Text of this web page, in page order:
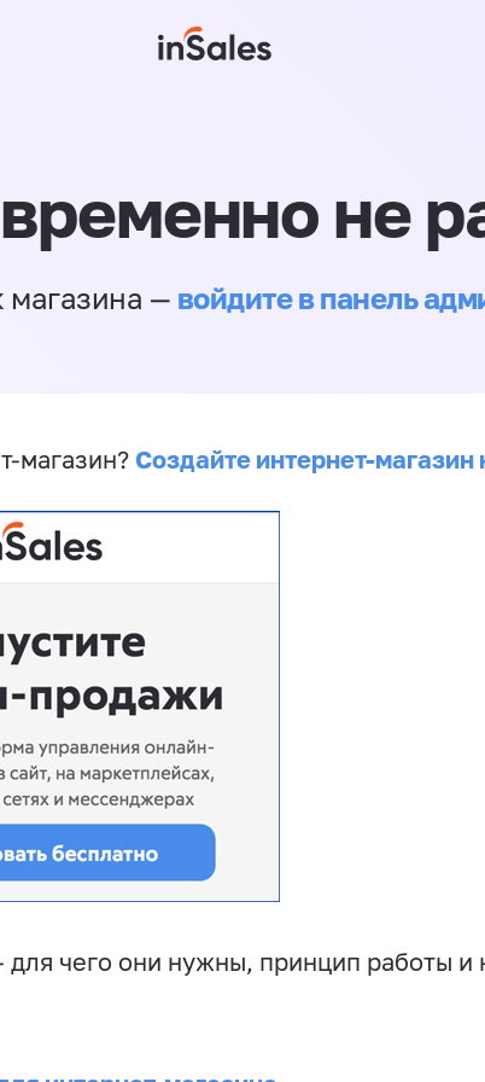
не
магазина — войдите в панель
магазин? Создайте интернет-магазин
для чего они нужны, принцип работы и